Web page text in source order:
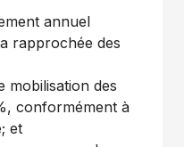
annuel
rapprochée des
mobilisation des
conformément à
et